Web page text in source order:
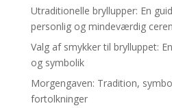
Utraditionelle bryllupper: En
personlig og mindeværdig
Valg af smykker til brylluppet:
og symbolik
Morgengaven: Tradition,
fortolkninger